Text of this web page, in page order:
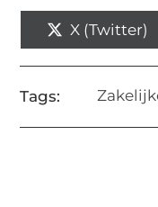
X (Twitter)
Tags: